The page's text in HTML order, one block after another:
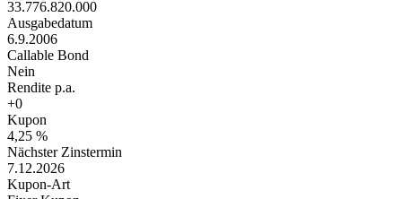
33.776.820.000
Ausgabedatum
6.9.2006
Callable Bond
Nein
Rendite p.a.
+0
Kupon
4,25 %
Nächster Zinstermin
7.12.2026
Kupon-Art